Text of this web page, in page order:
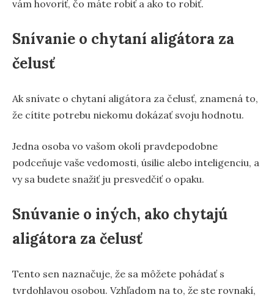
vám hovoriť, čo máte robiť a ako to robiť.
Snívanie o chytaní aligátora za
čelusť
Ak snívate o chytaní aligátora za čelusť, znamená to,
že cítite potrebu niekomu dokázať svoju hodnotu.
Jedna osoba vo vašom okolí pravdepodobne
podceňuje vaše vedomosti, úsilie alebo inteligenciu, a
vy sa budete snažiť ju presvedčiť o opaku.
Snúvanie o iných, ako chytajú
aligátora za čelusť
Tento sen naznačuje, že sa môžete pohádať s
tvrdohlavou osobou. Vzhľadom na to, že ste rovnakí,